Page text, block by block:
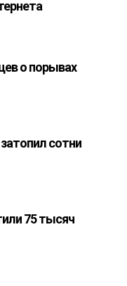
о порывах
сотни
75 тысяч